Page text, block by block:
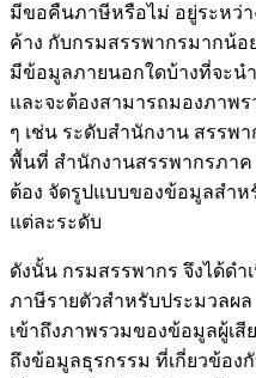
มีขอคืนภาษีหรือไม่ อยู่ระหว่
ค้าง กับกรมสรรพากรมากน้อ
มีข้อมูลภายนอกใดบ้างที่จะนํ
และจะต้องสามารถมองภาพ
ๆ เช่น ระดับสํานักงาน สรรพ
พื้นที่ สํานักงานสรรพากรภาค
ต้อง จัดรูปแบบของข้อมูลสําห
แต่ละระดับ
ดังนั้น กรมสรรพากร จึงได้ดํ
ภาษีรายตัวสําหรับประมวลผ
เข้าถึงภาพรวมของข้อมูลผู้เสี
ถึงข้อมูลธุรกรรม ที่เกี่ยวข้อง